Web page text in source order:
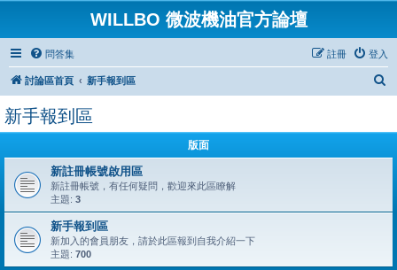
WILLBO 微波機油官方論壇
問答集 登入
註冊
討論區首頁 新手報到區
新手報到區
版面
新註冊帳號啟用區
新註冊帳號，有任何疑問，歡迎來此區瞭解
主題: 3
新手報到區
新加入的會員朋友，請於此區報到自我介紹一下
主題: 700